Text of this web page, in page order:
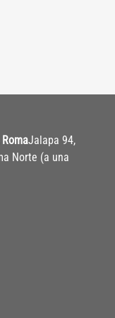
Jalapa 94,
Norte (a una